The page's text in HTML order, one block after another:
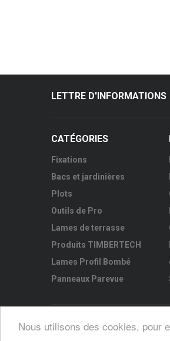
Nous utilisons des cookies, pour
LETTRE D'INFORMATIONS
CATÉGORIES
Fixations
Bacs et jardinières
Plots
Outils de Pro
Lames de terrasse
Produits TIMBERTECH
Lames Profil Bombé
Panneaux Parevue